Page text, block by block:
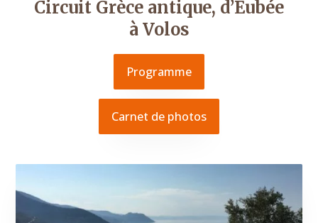
Circuit Grèce antique, d’Eubée
à Volos
Programme
Carnet de photos